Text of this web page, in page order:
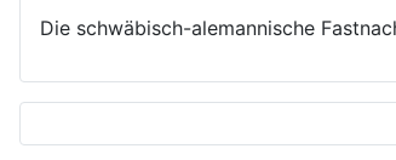
Die schwäbisch-alemannische